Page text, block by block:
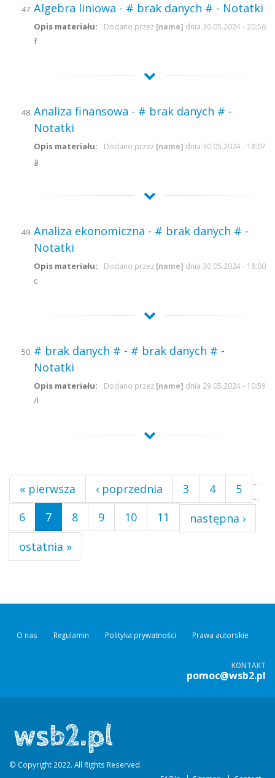
Algebra liniowa - # brak danych # - Notatki
Dodano przez [name] dnia 30.05.2024 - 20:56
Opis materiału:
f
Analiza finansowa - # brak danych # -
Notatki
Dodano przez [name] dnia 30.05.2024 - 18:07
Opis materiału:
g
Analiza ekonomiczna - # brak danych # -
Notatki
Dodano przez [name] dnia 30.05.2024 - 18:00
Opis materiału:
c
# brak danych # - # brak danych # -
Notatki
Dodano przez [name] dnia 29.05.2024 - 10:59
Opis materiału:
/l
Strony
« pierwsza ‹ poprzednia …
3 4
5
6
7 8 9 10 11
…
następna ›
ostatnia »
O nas Regulamin Polityka prywatności Prawa autorskie
KONTAKT
pomoc@wsb2.pl
© Copyright 2022. All Rights Reserved.